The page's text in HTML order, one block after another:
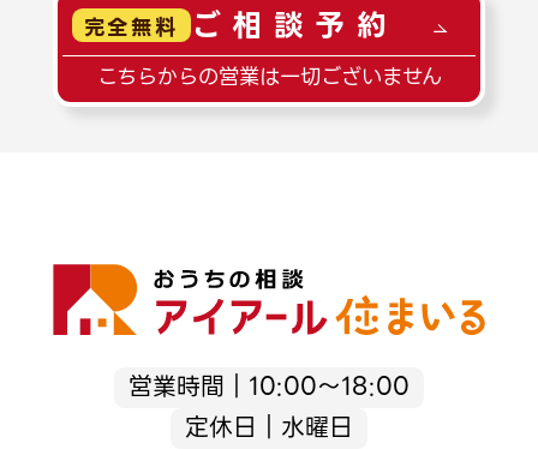
完全無料 ご相談予約
こちらからの営業は一切ございません
営業時間｜10:00～18:00
定休日｜水曜日